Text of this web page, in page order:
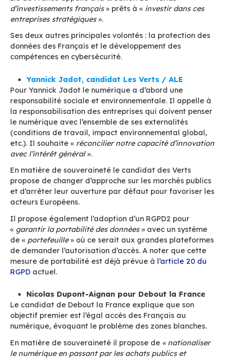
Nous vous laissons juges des différents
numériquesdes candidats à l’élection
(notez qu’il s’agit d’interventions de 15
programmes détaillés sont disponibles en
site internet des candidats pour approfondir).
C’est parti !
Les interventions des 7
candidats
Par ordre de passage.
Valérie Pécresse, candidate les